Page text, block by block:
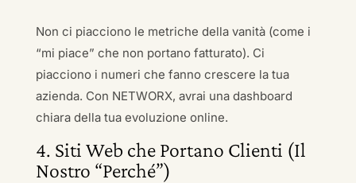
Non ci piacciono le metriche della vanità (come i
“mi piace” che non portano fatturato). Ci
piacciono i numeri che fanno crescere la tua
azienda. Con NETWORX, avrai una dashboard
chiara della tua evoluzione online.
4. Siti Web che Portano Clienti (Il
Nostro “Perché”)